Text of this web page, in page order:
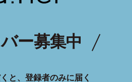
ー募集中
と、登録者のみに届く